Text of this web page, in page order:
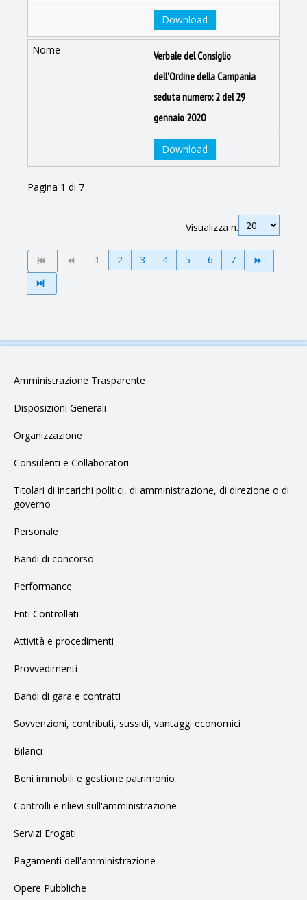
Download
Verbale del Consiglio
dell'Ordine della Campania
seduta numero: 2 del 29
gennaio 2020
Download
Pagina 1 di 7
Visualizza n.
1 2 3 4 5 6 7
Amministrazione Trasparente
Disposizioni Generali
Organizzazione
Consulenti e Collaboratori
Titolari di incarichi politici, di amministrazione, di direzione o di
governo
Personale
Bandi di concorso
Performance
Enti Controllati
Attività e procedimenti
Provvedimenti
Bandi di gara e contratti
Sovvenzioni, contributi, sussidi, vantaggi economici
Bilanci
Beni immobili e gestione patrimonio
Controlli e rilievi sull'amministrazione
Servizi Erogati
Pagamenti dell'amministrazione
Opere Pubbliche